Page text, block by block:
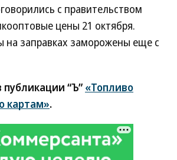
с правительством
цены 21 октября.
на заправках заморожены еще с
“Ъ” «Топливо
картам».